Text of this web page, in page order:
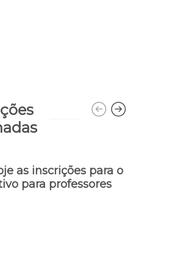
as inscrições para o
para professores